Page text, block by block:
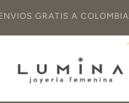
ENVIOS GRATIS A COLOMBIA